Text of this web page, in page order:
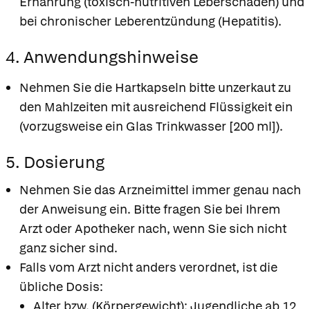
bei chronischer Leberentzündung (Hepatitis).
4. Anwendungshinweise
Nehmen Sie die Hartkapseln bitte unzerkaut zu
den Mahlzeiten mit ausreichend Flüssigkeit ein
(vorzugsweise ein Glas Trinkwasser [200 ml]).
5. Dosierung
Nehmen Sie das Arzneimittel immer genau nach
der Anweisung ein. Bitte fragen Sie bei Ihrem
Arzt oder Apotheker nach, wenn Sie sich nicht
ganz sicher sind.
Falls vom Arzt nicht anders verordnet, ist die
übliche Dosis:
Alter bzw. (Körpergewicht): Jugendliche ab 12